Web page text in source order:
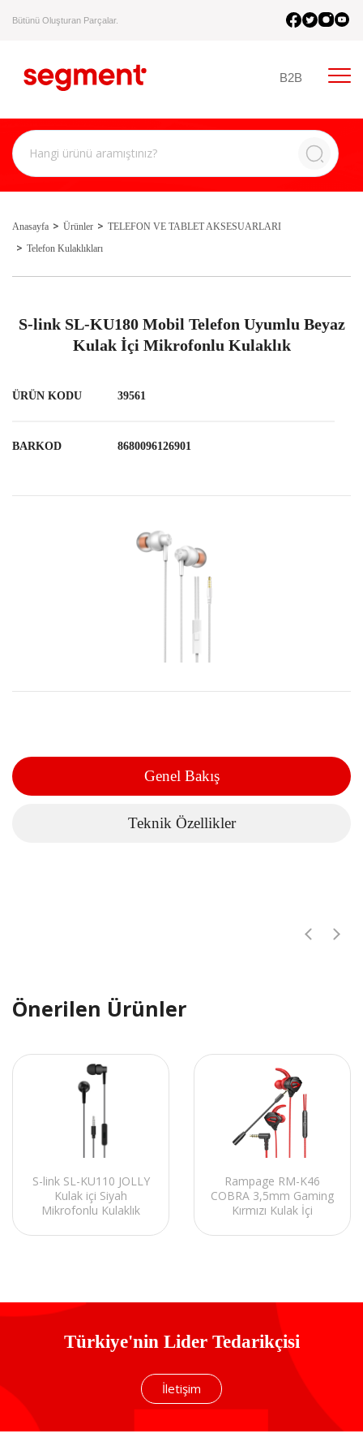
Bütünü Oluşturan Parçalar.
B2B
Anasayfa Ürünler
TELEFON VE TABLET AKSESUARLARI
Telefon Kulaklıkları
S-link SL-KU180 Mobil Telefon Uyumlu Beyaz
Kulak İçi Mikrofonlu Kulaklık
ÜRÜN KODU 39561
BARKOD 8680096126901
Genel Bakış
Teknik Özellikler
Önerilen Ürünler
S-link SL-KU110 JOLLY
Kulak içi Siyah
Mikrofonlu Kulaklık
Rampage RM-K46
COBRA 3,5mm Gaming
Kırmızı Kulak İçi
Türkiye'nin Lider Tedarikçisi
İletişim